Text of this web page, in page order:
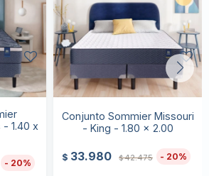
1.40 x
20
Conjunto Sommier Missouri
- King - 1.80 x 2.00
$ 33.980 $42.475 20